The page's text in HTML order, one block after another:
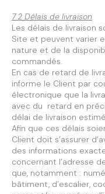
7.2 Délais de livraison
Les délais de livraison
Site et peuvent varier
nature et de la
commandés.
En cas de retard de
informe le Client par
électronique que la
avec du retard en
délai de livraison
Afin que ces délais
Client doit s’assurer
des informations
concernant l’adresse
que, notamment :
bâtiment, d’escalier,